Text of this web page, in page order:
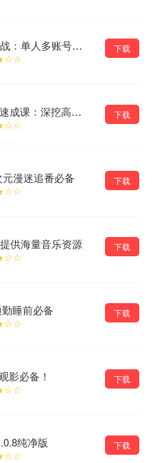
多平台直播获客实战：单人多账号同步开播，一份时间撬动多渠道精准流量 下载
不露脸油管AI变现速成课：深挖高CPM盈利领域，零出镜打造YouTube稳定收益账号 下载
漫迷追番必备 下载
供海量音乐资源 下载
睡前必备 下载
影必备！ 下载
纯净版 下载